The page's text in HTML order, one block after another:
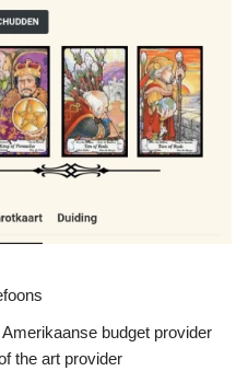
budget provider
the art provider